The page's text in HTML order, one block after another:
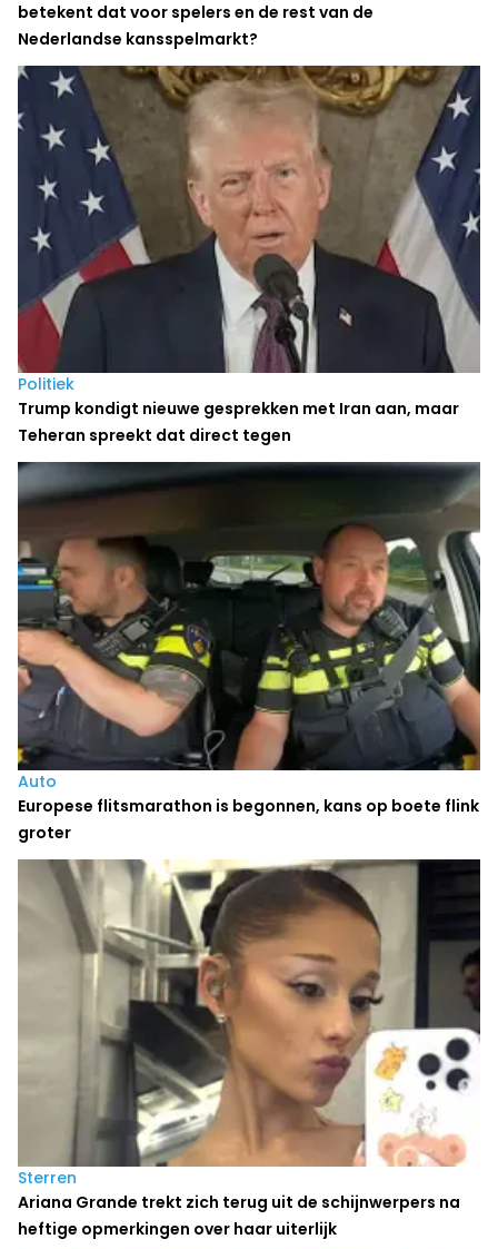
betekent dat voor spelers en de rest van de
Nederlandse kansspelmarkt?
Politiek
Trump kondigt nieuwe gesprekken met Iran aan, maar
Teheran spreekt dat direct tegen
Auto
Europese flitsmarathon is begonnen, kans op boete flink
groter
Sterren
Ariana Grande trekt zich terug uit de schijnwerpers na
heftige opmerkingen over haar uiterlijk